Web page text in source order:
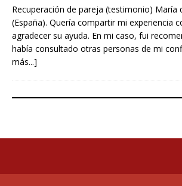
Recuperación de pareja (testimonio) María
(España). Quería compartir mi experiencia
agradecer su ayuda. En mi caso, fui
había consultado otras personas de mi
más...]